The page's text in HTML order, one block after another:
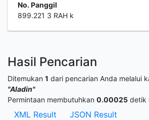
No. Panggil
899.221 3 RAH k
Hasil Pencarian
Ditemukan 1 dari pencarian Anda melalui
"Aladin"
Permintaan membutuhkan 0.00025 detik
XML Result JSON Result